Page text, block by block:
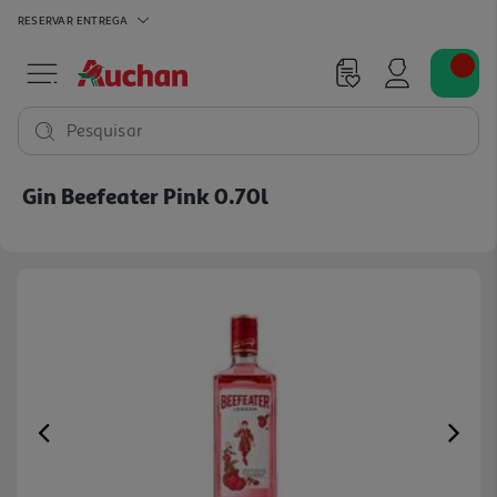
RESERVAR ENTREGA
Pesquisar
Gin Beefeater Pink 0.70l
Previous